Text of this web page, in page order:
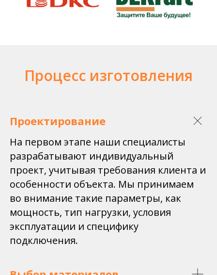
Процесс изготовления
Проектирование
На первом этапе наши специалисты
разрабатывают индивидуальный
проект, учитывая требования клиента и
особенности объекта. Мы принимаем
во внимание такие параметры, как
мощность, тип нагрузки, условия
эксплуатации и специфику
подключения.